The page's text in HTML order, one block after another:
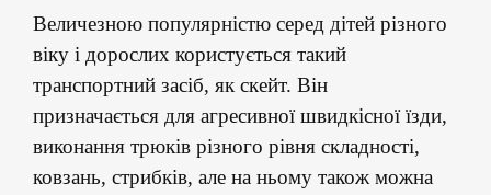
Величезною популярністю серед дітей різного
віку і дорослих користується такий
транспортний засіб, як скейт. Він
призначається для агресивної швидкісної їзди,
виконання трюків різного рівня складності,
ковзань, стрибків, але на ньому також можна